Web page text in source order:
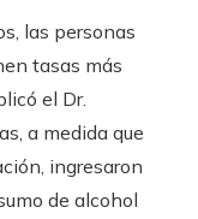
las personas
tasas más
el Dr.
a medida que
ingresaron
de alcohol